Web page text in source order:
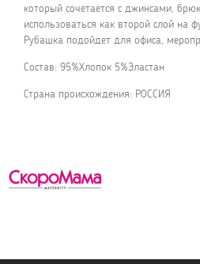
который сочетается с джинсами,
использоваться как второй слой на
Рубашка подойдет для офиса,
Состав: 95%Хлопок 5%Эластан
Страна происхождения: РОССИЯ